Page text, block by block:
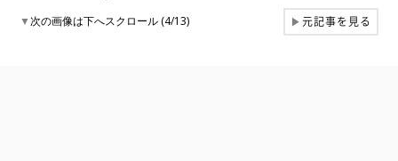
▼次の画像は下へスクロール (4/13) ▶元記事を見る